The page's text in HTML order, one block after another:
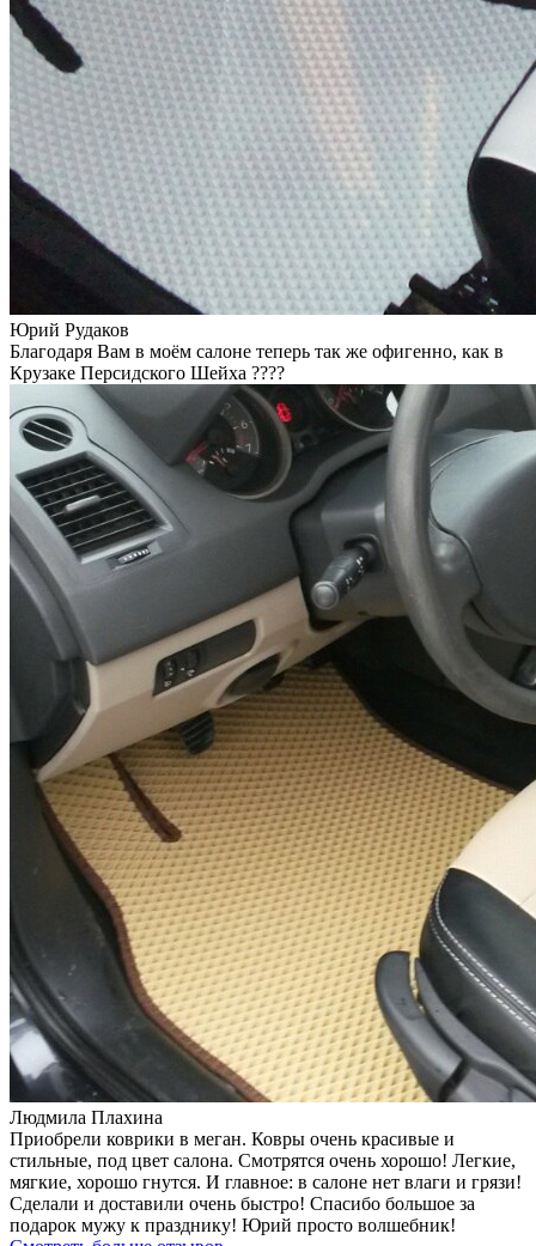
Юрий Рудаков
Благодаря Вам в моём салоне теперь так же офигенно, как в
Крузаке Персидского Шейха ????
Людмила Плахина
Приобрели коврики в меган. Ковры очень красивые и
стильные, под цвет салона. Смотрятся очень хорошо! Легкие,
мягкие, хорошо гнутся. И главное: в салоне нет влаги и грязи!
Сделали и доставили очень быстро! Спасибо большое за
подарок мужу к празднику! Юрий просто волшебник!